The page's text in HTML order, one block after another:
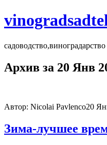
Архив за 20 Янв
Автор: Nicolai Pavlenco20
Зима-лучшее